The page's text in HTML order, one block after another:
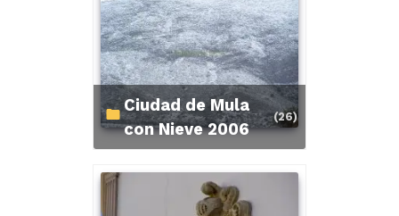
Ciudad de Mula
con Nieve 2006
(26)